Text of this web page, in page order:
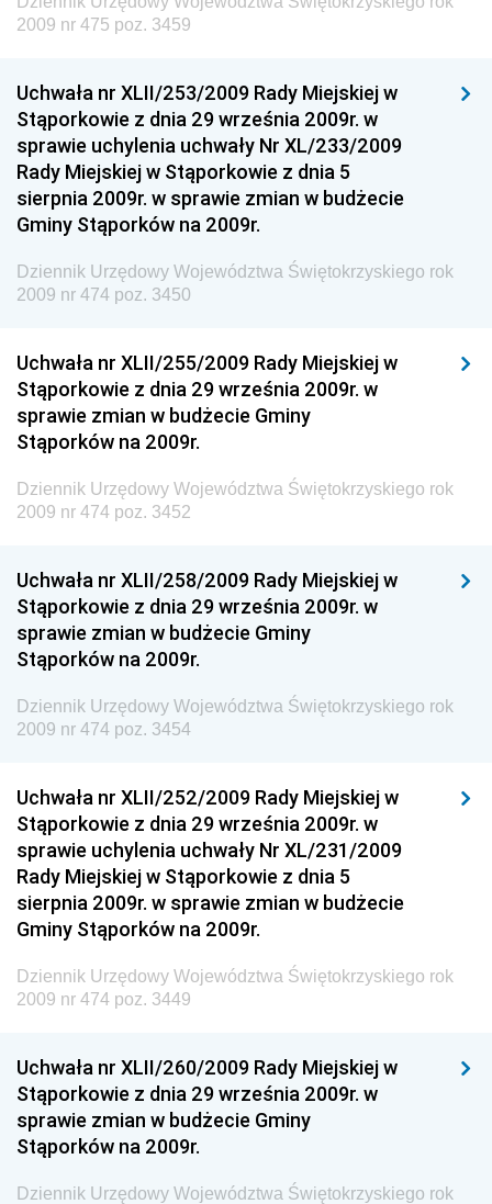
Rozwoju
Dziennik Urzędowy Ministra Sportu
Dziennik Urzędowy Ministra Funduszy i Polityki
Regionalnej
Dziennik Urzędowy Ministra Aktywów Państwowych
Dziennik Urzędowy Ministra Zdrowia
Dziennik Urzędowy Ministra Środowiska i Głównego
Inspektora Ochrony Środowiska
Dziennik Urzędowy Ministerstwa Kultury, Dziedzictwa
Narodowego i Sportu
Dziennik Urzędowy Ministra Finansów, Funduszy i
Dziennik Urzędowy Ministra Rozwoju, Pracy i
Dziennik Urzędowy Ministra Kultury, Dziedzictwa
Narodowego i Sportu
Dziennik Urzędowy Ministra Rodziny i Polityki
Społecznej
Dziennik Urzędowy Komendy Głównej Straży
Granicznej
Drogowego
Dziennik Urzędowy Narodowego Banku Polskiego
Dziennik Urzędowy Komendy Głównej Policji
Dziennik Urzędowy Ministra Pracy i Polityki
Społecznej
Dziennik Urzędowy Ministra Transportu, Budownictwa
i Gospodarki Morskiej
Dziennik Urzędowy Ministra Spraw Zagranicznych
Dziennik Urzędowy Centralnego Biura
Antykorupcyjnego
Wewnętrznego
2009 nr 475 poz. 3459
Uchwała nr XLII/253/2009 Rady Miejskiej w
Stąporkowie z dnia 29 września 2009r. w
sprawie uchylenia uchwały Nr XL/233/2009
Rady Miejskiej w Stąporkowie z dnia 5
sierpnia 2009r. w sprawie zmian w budżecie
Gminy Stąporków na 2009r.
Dziennik Urzędowy Województwa Świętokrzyskiego rok
2009 nr 474 poz. 3450
Uchwała nr XLII/255/2009 Rady Miejskiej w
Stąporkowie z dnia 29 września 2009r. w
sprawie zmian w budżecie Gminy
Stąporków na 2009r.
Dziennik Urzędowy Województwa Świętokrzyskiego rok
2009 nr 474 poz. 3452
Uchwała nr XLII/258/2009 Rady Miejskiej w
Stąporkowie z dnia 29 września 2009r. w
sprawie zmian w budżecie Gminy
Stąporków na 2009r.
Dziennik Urzędowy Województwa Świętokrzyskiego rok
2009 nr 474 poz. 3454
Uchwała nr XLII/252/2009 Rady Miejskiej w
Stąporkowie z dnia 29 września 2009r. w
sprawie uchylenia uchwały Nr XL/231/2009
Rady Miejskiej w Stąporkowie z dnia 5
sierpnia 2009r. w sprawie zmian w budżecie
Gminy Stąporków na 2009r.
Dziennik Urzędowy Województwa Świętokrzyskiego rok
2009 nr 474 poz. 3449
Uchwała nr XLII/260/2009 Rady Miejskiej w
Stąporkowie z dnia 29 września 2009r. w
sprawie zmian w budżecie Gminy
Stąporków na 2009r.
Dziennik Urzędowy Województwa Świętokrzyskiego rok